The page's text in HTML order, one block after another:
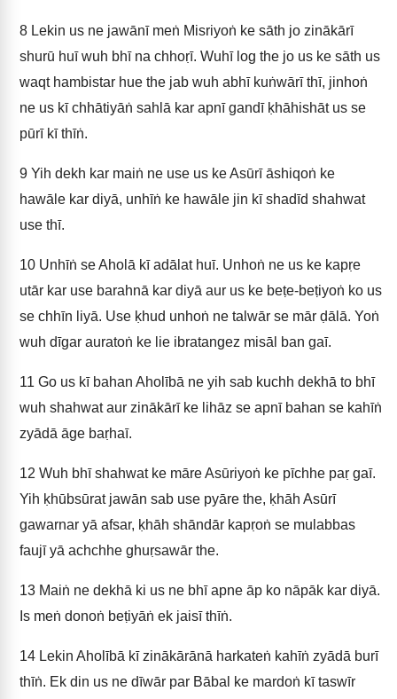
8 Lekin us ne jawānī meṅ Misriyoṅ ke sāth jo zinākārī
shurū huī wuh bhī na chhoṛī. Wuhī log the jo us ke sāth us
waqt hambistar hue the jab wuh abhī kuṅwārī thī, jinhoṅ
ne us kī chhātiyāṅ sahlā kar apnī gandī ḳhāhishāt us se
pūrī kī thīṅ.
9 Yih dekh kar maiṅ ne use us ke Asūrī āshiqoṅ ke
hawāle kar diyā, unhīṅ ke hawāle jin kī shadīd shahwat
use thī.
10 Unhīṅ se Aholā kī adālat huī. Unhoṅ ne us ke kapṛe
utār kar use barahnā kar diyā aur us ke beṭe-beṭiyoṅ ko us
se chhīn liyā. Use ḳhud unhoṅ ne talwār se mār ḍālā. Yoṅ
wuh dīgar auratoṅ ke lie ibratangez misāl ban gaī.
11 Go us kī bahan Aholībā ne yih sab kuchh dekhā to bhī
wuh shahwat aur zinākārī ke lihāz se apnī bahan se kahīṅ
zyādā āge baṛhaī.
12 Wuh bhī shahwat ke māre Asūriyoṅ ke pīchhe paṛ gaī.
Yih ḳhūbsūrat jawān sab use pyāre the, ḳhāh Asūrī
gawarnar yā afsar, ḳhāh shāndār kapṛoṅ se mulabbas
faujī yā achchhe ghuṛsawār the.
13 Maiṅ ne dekhā ki us ne bhī apne āp ko nāpāk kar diyā.
Is meṅ donoṅ beṭiyāṅ ek jaisī thīṅ.
14 Lekin Aholībā kī zinākārānā harkateṅ kahīṅ zyādā burī
thīṅ. Ek din us ne dīwār par Bābal ke mardoṅ kī taswīr